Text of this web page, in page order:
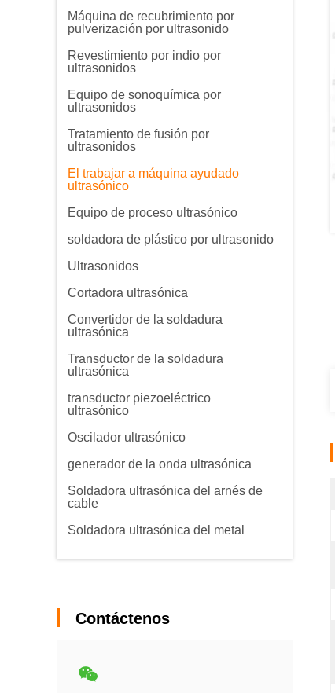
Máquina de recubrimiento por
pulverización por ultrasonido
Revestimiento por indio por
ultrasonidos
Equipo de sonoquímica por
ultrasonidos
Tratamiento de fusión por
ultrasonidos
El trabajar a máquina ayudado
ultrasónico
Equipo de proceso ultrasónico
soldadora de plástico por ultrasonido
Ultrasonidos
Cortadora ultrasónica
Convertidor de la soldadura
ultrasónica
Transductor de la soldadura
ultrasónica
transductor piezoeléctrico
ultrasónico
Oscilador ultrasónico
generador de la onda ultrasónica
Soldadora ultrasónica del arnés de
cable
Soldadora ultrasónica del metal
Contáctenos